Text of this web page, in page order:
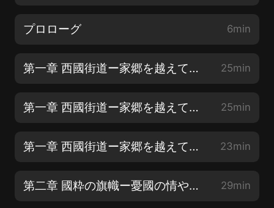
プロローグ 6min
第一章 西國街道ー家郷を越えて【1】 25min
第一章 西國街道ー家郷を越えて【2】 25min
第一章 西國街道ー家郷を越えて【3】 23min
第二章 國粋の旗幟ー憂國の情やみがたし【1】 29min